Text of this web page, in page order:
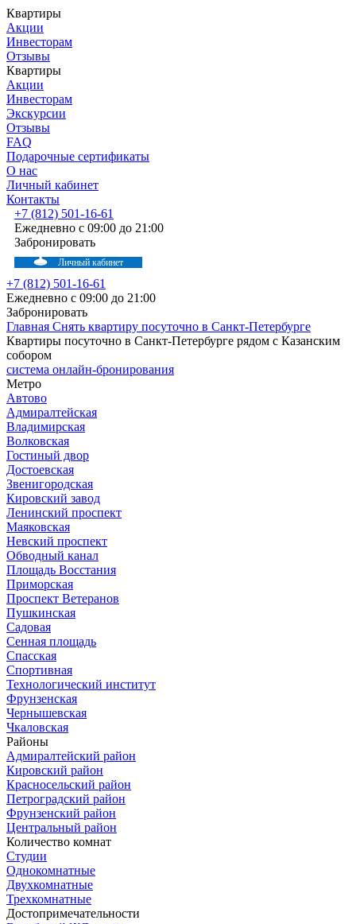
Квартиры
Акции
Инвесторам
Отзывы
Квартиры
Акции
Инвесторам
Экскурсии
Отзывы
FAQ
Подарочные сертификаты
О нас
Личный кабинет
Контакты
+7 (812) 501-16-61
Ежедневно с 09:00 до 21:00
Забронировать
Личный кабинет
+7 (812) 501-16-61
Ежедневно с 09:00 до 21:00
Забронировать
Главная Снять квартиру посуточно в Санкт-Петербурге
Квартиры посуточно в Санкт-Петербурге рядом с Казанским
собором
система онлайн-бронирования
Метро
Автово
Адмиралтейская
Владимирская
Волковская
Гостиный двор
Достоевская
Звенигородская
Кировский завод
Ленинский проспект
Маяковская
Невский проспект
Обводный канал
Площадь Восстания
Приморская
Проспект Ветеранов
Пушкинская
Садовая
Сенная площадь
Спасская
Спортивная
Технологический институт
Фрунзенская
Чернышевская
Чкаловская
Районы
Адмиралтейский район
Кировский район
Красносельский район
Петроградский район
Фрунзенский район
Центральный район
Количество комнат
Студии
Однокомнатные
Двухкомнатные
Трехкомнатные
Достопримечательности